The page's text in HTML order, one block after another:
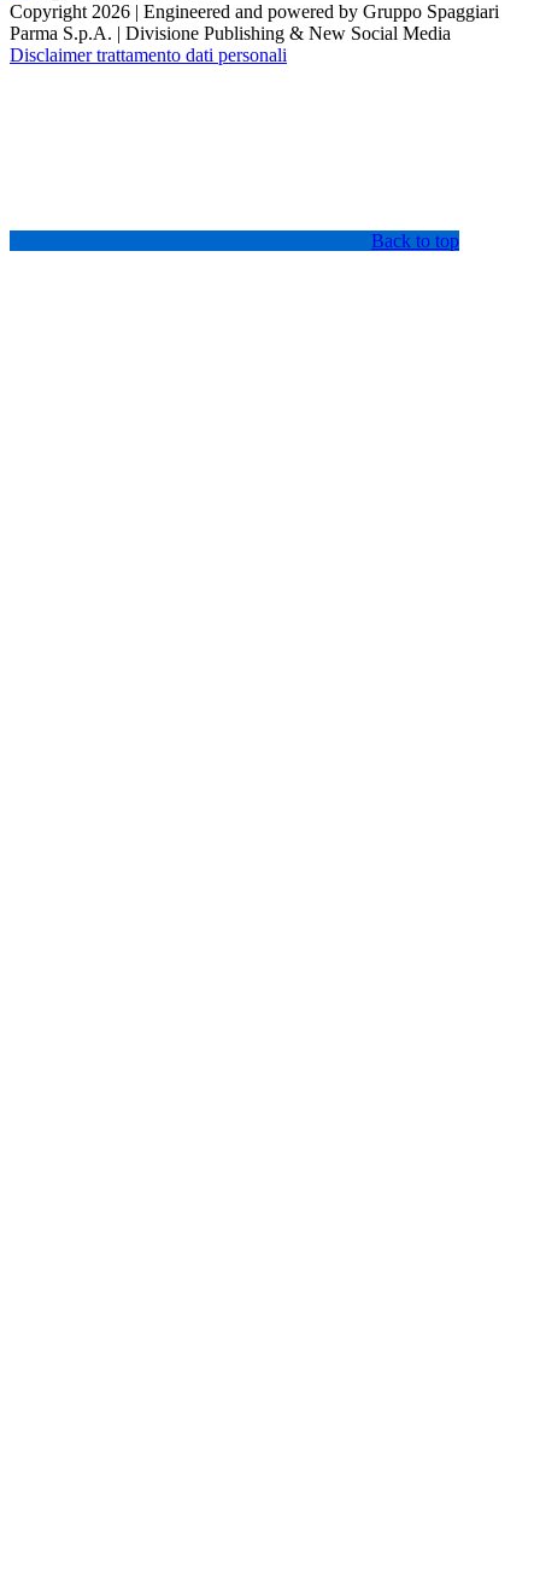
Copyright 2026 | Engineered and powered by Gruppo Spaggiari
Parma S.p.A. | Divisione Publishing & New Social Media
Disclaimer trattamento dati personali
Back to top